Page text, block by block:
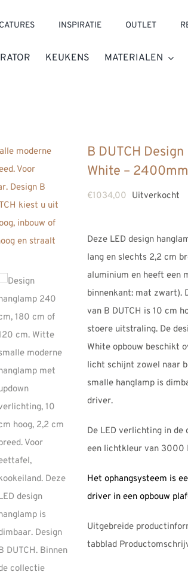
INSPIRATIE OUTLET
KEUKENS MATERIALEN
B DUTCH
White –
€1034,00 Uitverkocht
Deze LED design
lang en slechts 2,2 cm
aluminium en heeft een
binnenkant: mat zwart).
van B DUTCH is 10 cm
stoere uitstraling. De
White opbouw beschikt
licht schijnt zowel naar
smalle hanglamp is
driver.
De LED verlichting in
een lichtkleur van 3000
Het ophangsysteem is
driver in een opbouw
Uitgebreide
tabblad